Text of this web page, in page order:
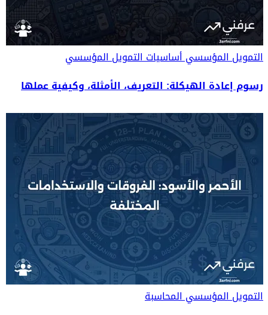
التمويل المؤسسيأساسيات التمويل المؤسسي
رسوم إعادة الهيكلة: التعريف، الأمثلة، وكيفية عملها
التمويل المؤسسيالمحاسبة